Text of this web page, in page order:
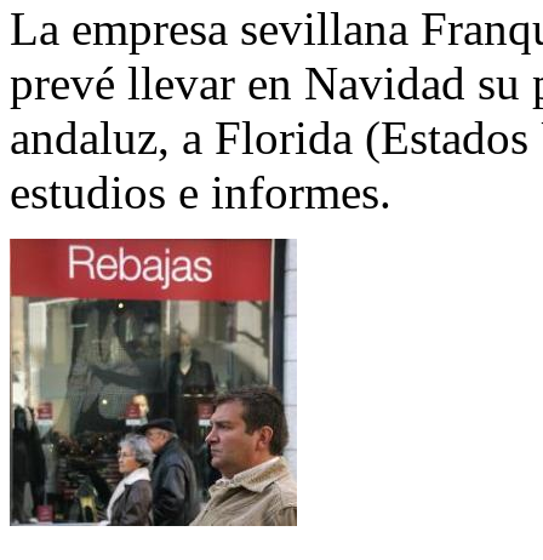
La empresa sevillana
prevé llevar en Navidad su
andaluz, a Florida
estudios e informes.